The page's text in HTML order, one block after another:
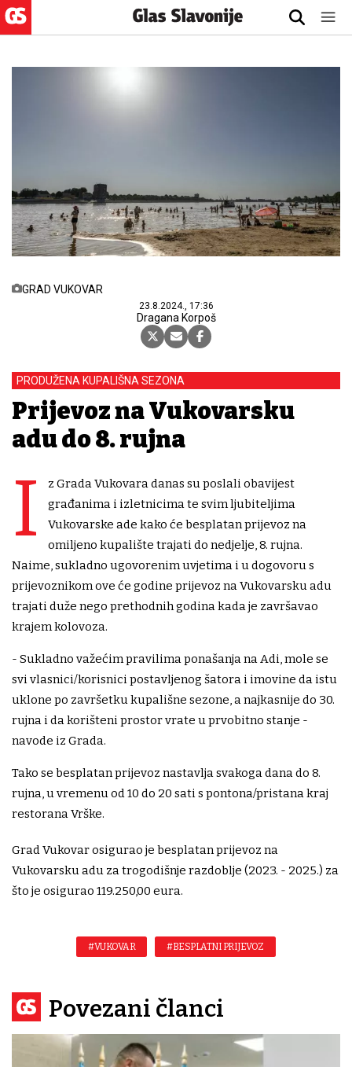
GRAD VUKOVAR
23.8.2024., 17:36
Dragana Korpoš
PRODUŽENA KUPALIŠNA SEZONA
Prijevoz na Vukovarsku
adu do 8. rujna
I
z Grada Vukovara danas su poslali obavijest
građanima i izletnicima te svim ljubiteljima
Vukovarske ade kako će besplatan prijevoz na
omiljeno kupalište trajati do nedjelje, 8. rujna.
Naime, sukladno ugovorenim uvjetima i u dogovoru s
prijevoznikom ove će godine prijevoz na Vukovarsku adu
trajati duže nego prethodnih godina kada je završavao
krajem kolovoza.
- Sukladno važećim pravilima ponašanja na Adi, mole se
svi vlasnici/korisnici postavljenog šatora i imovine da istu
uklone po završetku kupališne sezone, a najkasnije do 30.
rujna i da korišteni prostor vrate u prvobitno stanje -
navode iz Grada.
Tako se besplatan prijevoz nastavlja svakoga dana do 8.
rujna, u vremenu od 10 do 20 sati s pontona/pristana kraj
restorana Vrške.
Grad Vukovar osigurao je besplatan prijevoz na
Vukovarsku adu za trogodišnje razdoblje (2023. - 2025.) za
što je osigurao 119.250,00 eura.
#VUKOVAR #BESPLATNI PRIJEVOZ
Povezani članci